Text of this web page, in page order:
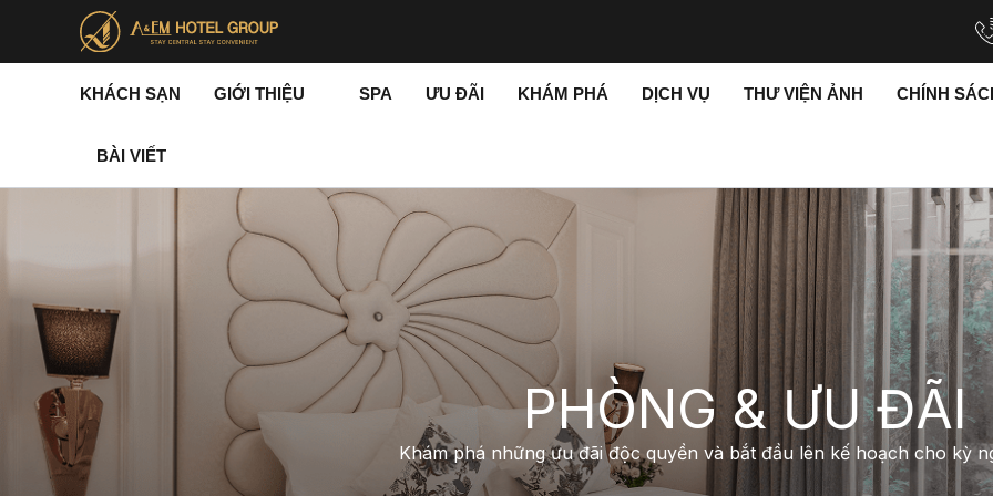
nội
KHÁCH SẠN GIỚI THIỆU SPA ƯU ĐÃI KHÁM PHÁ DỊCH VỤ THƯ VIỆN ẢNH CHÍNH
BÀI VIẾT
PHÒNG & ƯU ĐÃI
Khám phá những ưu đãi độc quyền và bắt đầu lên kế hoạch cho kỳ